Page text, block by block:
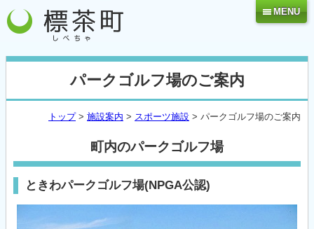
MENU
パークゴルフ場のご案内
トップ> 施設案内 > スポーツ施設 > パークゴルフ場のご案内
町内のパークゴルフ場
ときわパークゴルフ場(NPGA公認)